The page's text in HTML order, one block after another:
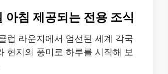
아침 제공되는 전용 조식
럽 라운지에서 엄선된 세계 각국
현지의 풍미로 하루를 시작해 보